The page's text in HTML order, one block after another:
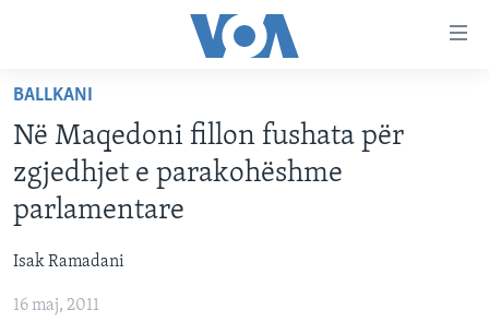
faqen
kryesore
tek
faqja
Kalo
tek
kërkimi
FAQJA KRYESORE
KATEGORITË
AMERIKA
BOTA
DITARI
Learning English
FOLLOW US
BALLKANI
Në Maqedoni fillon fushata për
zgjedhjet e parakohëshme
parlamentare
Isak Ramadani
16 maj, 2011